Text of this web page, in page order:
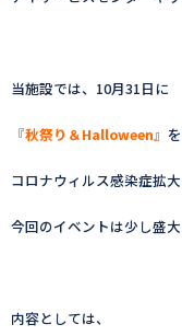
当施設では、10月31日に
『秋祭り＆Halloween』
コロナウィルス感染症拡
今回のイベントは少し盛大
内容としては、